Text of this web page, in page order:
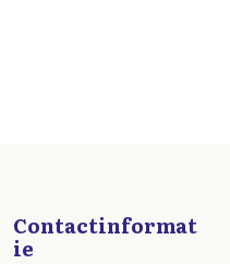
Contactinformat
ie